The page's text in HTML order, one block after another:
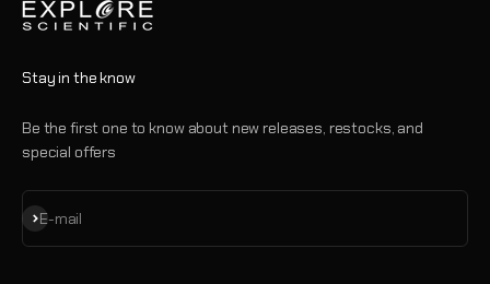
Stay in the know
Be the first one to know about new releases, restocks, and
special offers
E-mail
S'inscrire